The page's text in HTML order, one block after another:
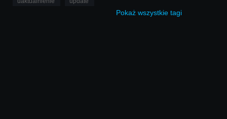
Pokaż wszystkie tagi